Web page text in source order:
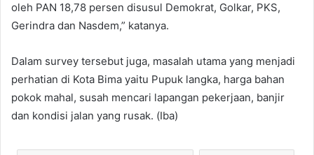
oleh PAN 18,78 persen disusul Demokrat, Golkar, PKS,
Gerindra dan Nasdem,” katanya.
Dalam survey tersebut juga, masalah utama yang menjadi
perhatian di Kota Bima yaitu Pupuk langka, harga bahan
pokok mahal, susah mencari lapangan pekerjaan, banjir
dan kondisi jalan yang rusak. (Iba)